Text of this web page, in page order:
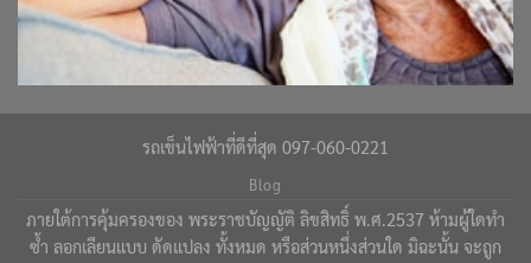
รถเข็นไฟฟ้าที่ดีที่สุด 097-060-0221
Blog
ภายใต้การคุ้มครองของ พระราชบัญญัติ ลิขสิทธิ์ พ.ศ.2537 ห้ามผู้ใดทำ
ซ้ำ ลอกเลียนแบบ ดัดแปลง ทั้งหมด หรือส่วนหนึ่งส่วนใด มิฉะนั้น จะถูก